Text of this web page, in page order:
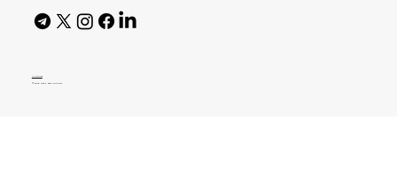
AI Policy
© 2026 High Bar Journal